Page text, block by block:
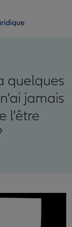
quelques
jamais
l'être